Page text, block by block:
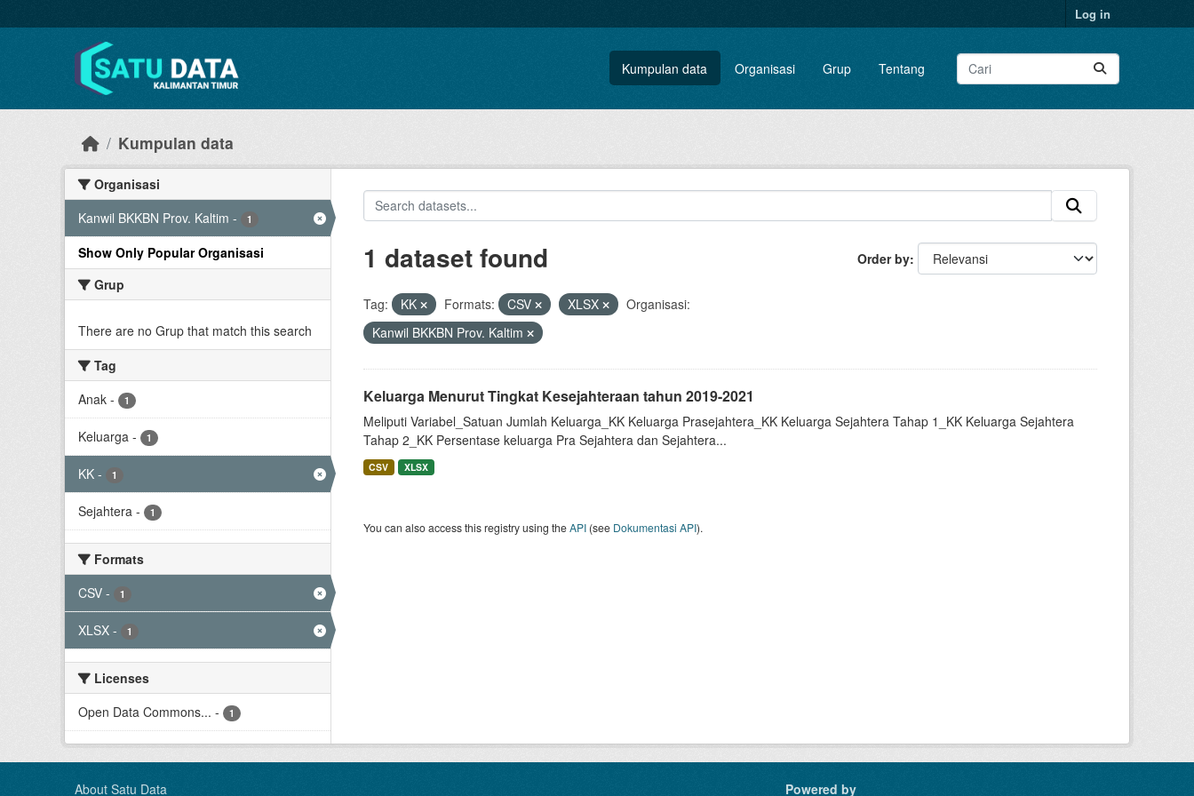
Log in
Kumpulan data Organisasi Grup Tentang
Kumpulan data
Organisasi
Kanwil BKKBN Prov. Kaltim - 1
Show Only Popular Organisasi
Grup
There are no Grup that match this search
Tag
Anak - 1
Keluarga - 1
KK - 1
Sejahtera - 1
Formats
CSV - 1
XLSX - 1
Licenses
Open Data Commons... - 1
Order by
1 dataset found
Tag: KK Formats: CSV XLSX
Organisasi:
Kanwil BKKBN Prov. Kaltim
Keluarga Menurut Tingkat Kesejahteraan tahun 2019-2021
Meliputi Variabel_Satuan Jumlah Keluarga_KK Keluarga Prasejahtera_KK Keluarga Sejahtera Tahap 1_KK Keluarga Sejahtera
Tahap 2_KK Persentase keluarga Pra Sejahtera dan Sejahtera...
CSV XLSX
You can also access this registry using theAPI(see Dokumentasi API).
About Satu Data Powered by